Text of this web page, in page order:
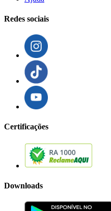
Redes sociais
Certificações
Downloads